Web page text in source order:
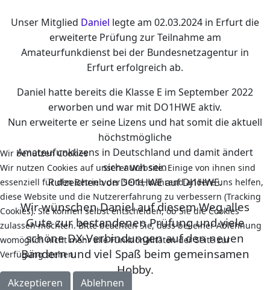
Unser Mitglied Daniel legte am 02.03.2024 in Erfurt die
erweiterte Prüfung zur Teilnahme am
Amateurfunkdienst bei der Bundesnetzagentur in
Erfurt erfolgreich ab.
Daniel hatte bereits die Klasse E im September 2022
erworben und war mit DO1HWE aktiv.
Nun erweiterte er seine Lizens und hat somit die aktuell
höchstmögliche
Amateufunklizens in Deutschland und damit ändert
sich auch sein
Rufzeichen von DO1HWE auf DJ1HWE.
Wir wünschen Daniel auf diesem Weg alles
Gute zur bestandenen Prüfung und viele
schöne DX-Verbindungen auf den neuen
Bändern und viel Spaß beim gemeinsamen
Hobby.
Wir benutzen Cookies
Wir nutzen Cookies auf unserer Website. Einige von ihnen sind
essenziell für den Betrieb der Seite, während andere uns helfen,
diese Website und die Nutzererfahrung zu verbessern (Tracking
Cookies). Sie können selbst entscheiden, ob Sie die Cookies
zulassen möchten. Bitte beachten Sie, dass bei einer Ablehnung
womöglich nicht mehr alle Funktionalitäten der Seite zur
Verfügung stehen.
Akzeptieren Ablehnen